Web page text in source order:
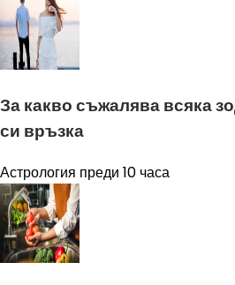
За какво съжалява всяка
си връзка
Астрология преди 10 часа